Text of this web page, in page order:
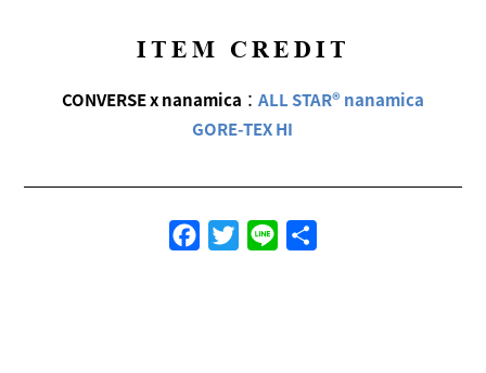
ITEM CREDIT
CONVERSE x nanamica ： ALL STAR® nanamica
GORE-TEX HI
FacebookTwitterLine